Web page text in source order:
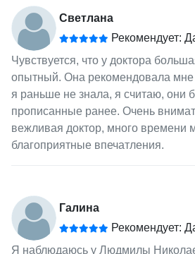
Светлана
Рекомендует:
Чувствуется, что у доктора
опытный. Она рекомендовала мне
я раньше не знала, я считаю, они
прописанные ранее. Очень
вежливая доктор, много времени
благоприятные впечатления.
Галина
Рекомендует:
Я наблюдаюсь у Людмилы